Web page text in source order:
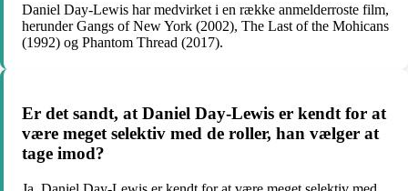
Daniel Day-Lewis har medvirket i en række anmelderroste film,
herunder Gangs of New York (2002), The Last of the Mohicans
(1992) og Phantom Thread (2017).
Er det sandt, at Daniel Day-Lewis er kendt for at
være meget selektiv med de roller, han vælger at
tage imod?